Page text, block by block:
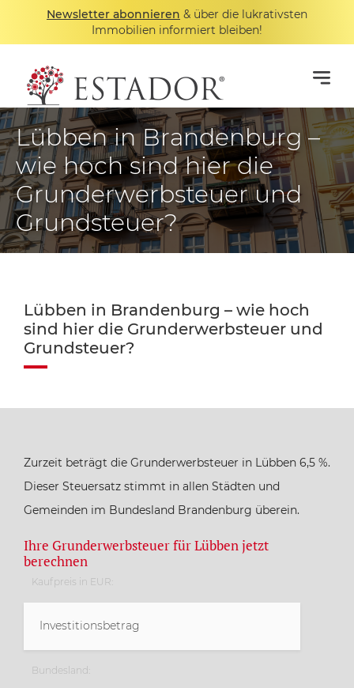
Newsletter abonnieren & über die lukrativsten
Immobilien informiert bleiben!
Lübben in Brandenburg –
wie hoch sind hier die
Grunderwerbsteuer und
Grundsteuer?
Lübben in Brandenburg – wie hoch
sind hier die Grunderwerbsteuer und
Grundsteuer?
Zurzeit beträgt die Grunderwerbsteuer in Lübben 6,5 %.
Dieser Steuersatz stimmt in allen Städten und
Gemeinden im Bundesland Brandenburg überein.
Ihre Grunderwerbsteuer für Lübben jetzt
berechnen
Kaufpreis in EUR:
Bundesland: